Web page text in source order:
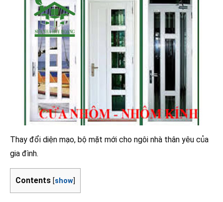
Thay đổi diện mạo, bộ mặt mới cho ngôi nhà thân yêu của
gia đình.
Contents show